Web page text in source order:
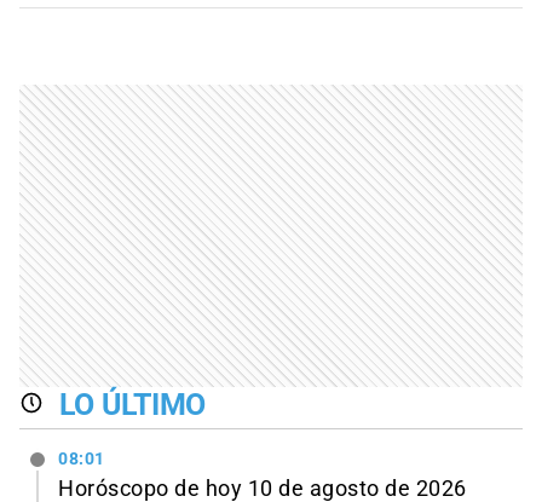
LO ÚLTIMO
08:01
Horóscopo de hoy 10 de agosto de 2026